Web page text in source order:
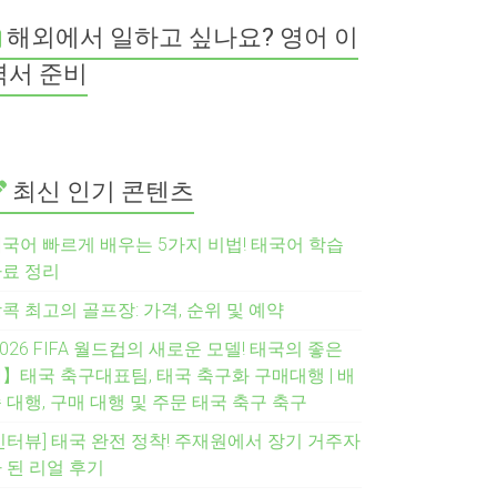
해외에서 일하고 싶나요? 영어 이
서 준비
최신 인기 콘텐츠
어 빠르게 배우는 5가지 비법! 태국어 학습
정리
최고의 골프장: 가격, 순위 및 예약
FIFA 월드컵의 새로운 모델! 태국의 좋은
태국 축구대표팀, 태국 축구화 구매대행 | 배
대행, 구매 대행 및 주문 태국 축구 축구
터뷰] 태국 완전 정착! 주재원에서 장기 거주자
된 리얼 후기